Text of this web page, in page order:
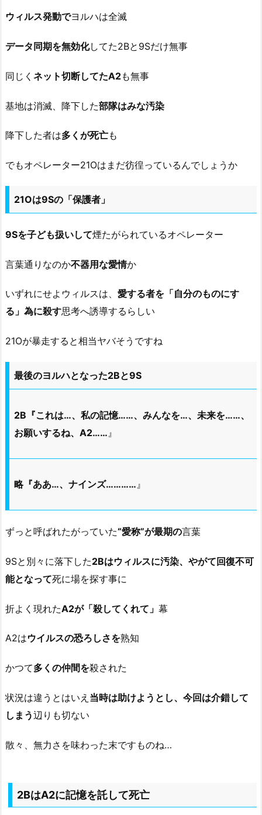
ウィルス発動でヨルハは全滅
データ同期を無効化してた2Bと9Sだけ無事
同じく ネット切断してたA2も無事
基地は消滅、降下した部隊はみな汚染
降下した者は多くが死亡も
でもオペレーター21Oはまだ彷徨っているんでしょうか
21Oは9Sの「保護者」
9Sを子ども扱いして煙たがられているオペレーター
言葉通りなのか不器用な愛情か
いずれにせよウィルスは、 愛する者を「自分のものにす
る」為に殺す思考へ誘導するらしい
21Oが暴走すると相当ヤバそうですね
最後のヨルハとなった2Bと9S
2B『これは…、私の記憶……、みんなを…、未来を……、
お願いするね、A2…… 』
略『ああ…、ナインズ…………』
ずっと呼ばれたがっていた“愛称”が最期の言葉
9Sと別々に落下した2Bはウィルスに汚染、やがて回復不可
能となって死に場を探す事に
折よく現れたA2が「殺してくれて」 幕
A2はウイルスの恐ろしさを熟知
かつて多くの仲間を殺された
状況は違うとはいえ 当時は助けようとし、今回は介錯して
しまう辺りも切ない
散々、無力さを味わった末ですものね…
2BはA2に記憶を託して死亡